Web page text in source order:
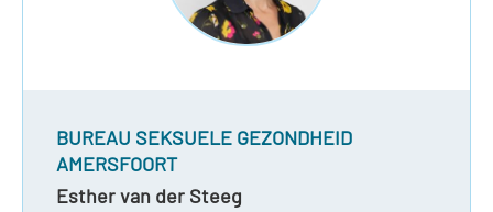
BUREAU SEKSUELE GEZONDHEID
AMERSFOORT
Esther van der Steeg